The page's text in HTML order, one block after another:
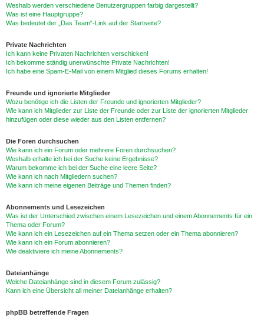
Weshalb werden verschiedene Benutzergruppen farbig dargestellt?
Was ist eine Hauptgruppe?
Was bedeutet der „Das Team“-Link auf der Startseite?
Private Nachrichten
Ich kann keine Privaten Nachrichten verschicken!
Ich bekomme ständig unerwünschte Private Nachrichten!
Ich habe eine Spam-E-Mail von einem Mitglied dieses Forums erhalten!
Freunde und ignorierte Mitglieder
Wozu benötige ich die Listen der Freunde und ignorierten Mitglieder?
Wie kann ich Mitglieder zur Liste der Freunde oder zur Liste der ignorierten Mitglieder
hinzufügen oder diese wieder aus den Listen entfernen?
Die Foren durchsuchen
Wie kann ich ein Forum oder mehrere Foren durchsuchen?
Weshalb erhalte ich bei der Suche keine Ergebnisse?
Warum bekomme ich bei der Suche eine leere Seite?
Wie kann ich nach Mitgliedern suchen?
Wie kann ich meine eigenen Beiträge und Themen finden?
Abonnements und Lesezeichen
Was ist der Unterschied zwischen einem Lesezeichen und einem Abonnements für ein
Thema oder Forum?
Wie kann ich ein Lesezeichen auf ein Thema setzen oder ein Thema abonnieren?
Wie kann ich ein Forum abonnieren?
Wie deaktiviere ich meine Abonnements?
Dateianhänge
Welche Dateianhänge sind in diesem Forum zulässig?
Kann ich eine Übersicht all meiner Dateianhänge erhalten?
phpBB betreffende Fragen